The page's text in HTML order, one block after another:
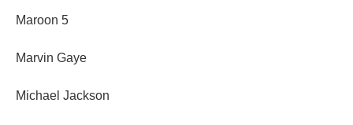
Maroon 5
Marvin Gaye
Michael Jackson